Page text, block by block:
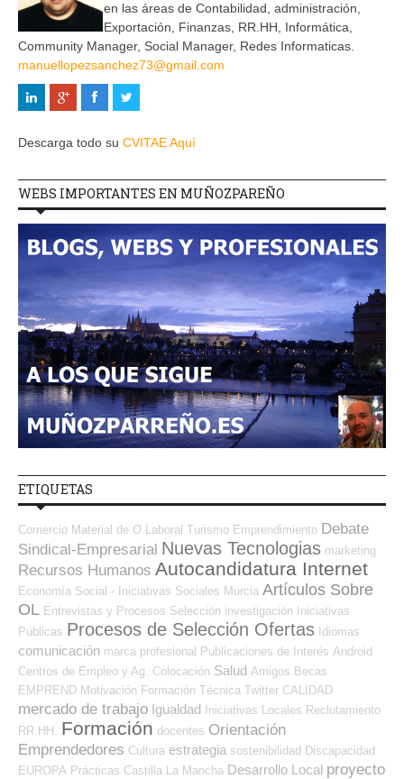
en las áreas de Contabilidad, administración,
Exportación, Finanzas, RR.HH, Informática,
Community Manager, Social Manager, Redes Informaticas.
manuellopezsanchez73@gmail.com
Descarga todo su CVITAE Aquí
WEBS IMPORTANTES EN MUÑOZPAREÑO
ETIQUETAS
Comercio Material de O.Laboral Turismo Emprendimiento Debate
Sindical-Empresarial Nuevas Tecnologias marketing
Recursos Humanos Autocandidatura Internet
Economía Social - Iniciativas Sociales Murcia Artículos Sobre
OL Entrevistas y Procesos Selección investigación Iniciativas
Públicas Procesos de Selección Ofertas Idiomas
comunicación marca profesional Publicaciones de Interés Android
Centros de Empleo y Ag. Colocación Salud Amigos Becas
EMPREND Motivación Formación Técnica Twitter CALIDAD
mercado de trabajo Igualdad Iniciativas Locales Reclutamiento
RR.HH.
Formación docentes Orientación
Emprendedores Cultura estrategia sostenibilidad Discapacidad
EUROPA Prácticas Castilla La Mancha Desarrollo Local proyecto